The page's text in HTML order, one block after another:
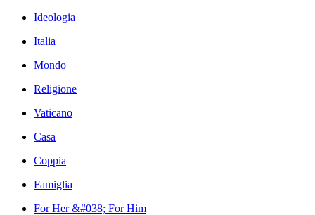
Ideologia
Italia
Mondo
Religione
Vaticano
Casa
Coppia
Famiglia
For Her &#038; For Him